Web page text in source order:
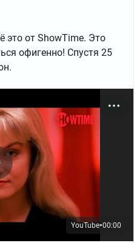
это от ShowTime. Это
офигенно! Спустя 25
YouTube●00:00